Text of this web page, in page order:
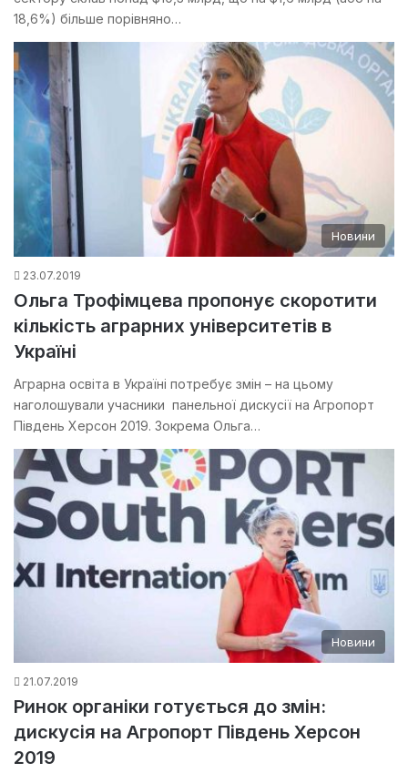
18,6%) більше порівняно…
Новини
23.07.2019
Ольга Трофімцева пропонує скоротити
кількість аграрних університетів в
Україні
Аграрна освіта в Україні потребує змін – на цьому
наголошували учасники панельної дискусії на Агропорт
Південь Херсон 2019. Зокрема Ольга…
Новини
21.07.2019
Ринок органіки готується до змін:
дискусія на Агропорт Південь Херсон
2019